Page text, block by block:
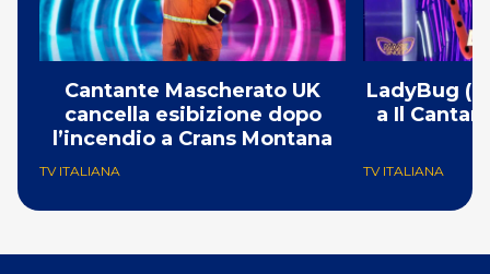
Cantante Mascherato UK
cancella esibizione dopo
l’incendio a Crans Montana
TV ITALIANA
LadyBug
a Il
TV ITALIANA